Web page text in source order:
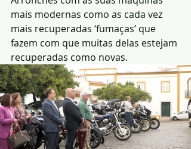
mais modernas como as cada vez
mais recuperadas ‘fumaças’ que
fazem com que muitas delas estejam
recuperadas como novas.